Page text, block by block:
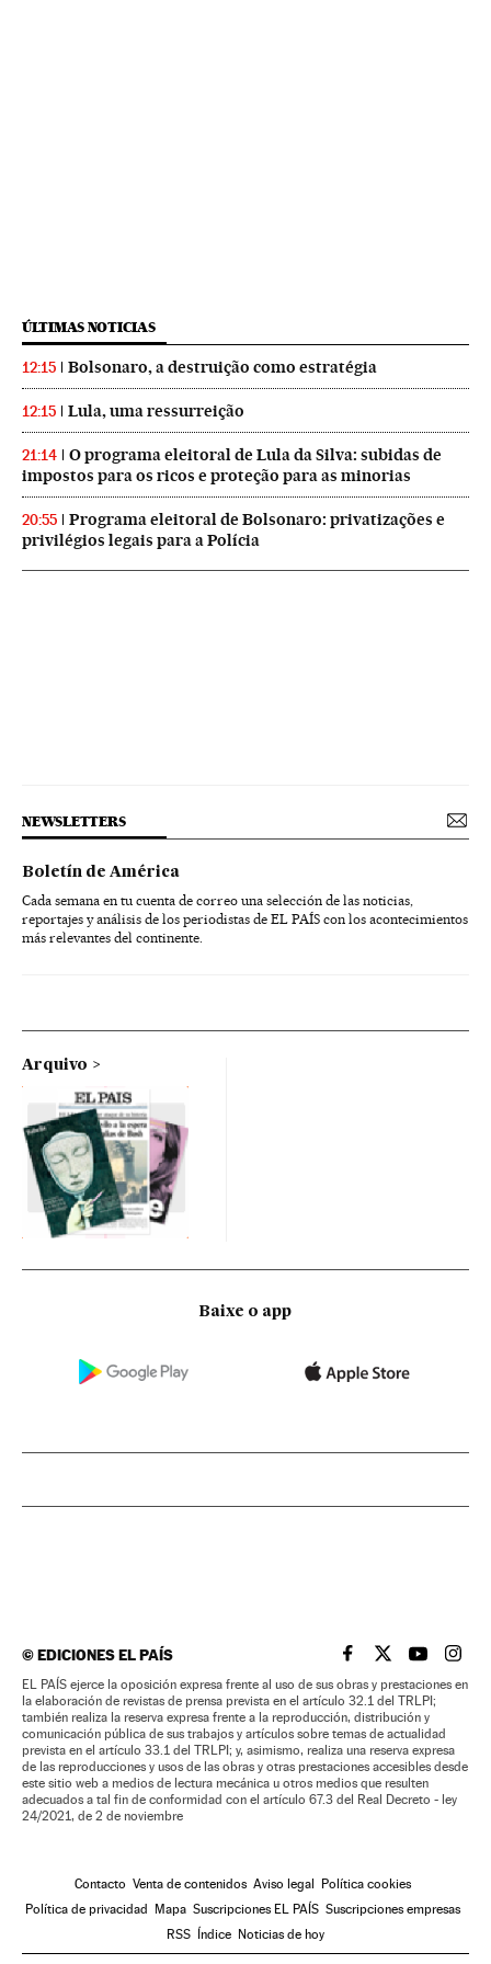
ÚLTIMAS NOTICIAS
12:15 Bolsonaro, a destruição como estratégia
12:15 Lula, uma ressurreição
21:14
O programa eleitoral de Lula da Silva: subidas de
impostos para os ricos e proteção para as minorias
20:55
Programa eleitoral de Bolsonaro: privatizações e
privilégios legais para a Polícia
NEWSLETTERS
Boletín de América
Cada semana en tu cuenta de correo una selección de las noticias,
reportajes y análisis de los periodistas de EL PAÍS con los acontecimientos
más relevantes del continente.
Arquivo
Baixe o app
©EDICIONES EL PAÍS EL PAÍS BRASIL EN
EL PAÍSEL PAÍS
EL
EL PAÍS ejerce la oposición expresa frente al uso de sus obras y prestaciones en
la elaboración de revistas de prensa prevista en el artículo 32.1 del TRLPI;
también realiza la reserva expresa frente a la reproducción, distribución y
comunicación pública de sus trabajos y artículos sobre temas de actualidad
prevista en el artículo 33.1 del TRLPI; y, asimismo, realiza una reserva expresa
de las reproducciones y usos de las obras y otras prestaciones accesibles desde
este sitio web a medios de lectura mecánica u otros medios que resulten
adecuados a tal fin de conformidad con el artículo 67.3 del Real Decreto - ley
24/2021, de 2 de noviembre
Contacto Venta de contenidos Aviso legal
Política cookies
Política de privacidad
Mapa Suscripciones EL PAÍS Suscripciones empresas
RSS
Índice Noticias de hoy